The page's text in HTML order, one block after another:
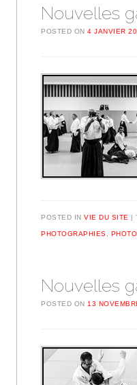
Nouvelles
POSTED ON4 JANVIER
POSTED INVIE DU SITE
PHOTOGRAPHIES,
Nouvelles
POSTED ON 13